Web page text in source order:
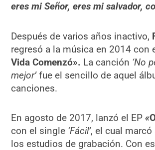
eres mi Señor, eres mi salvador,
Después de varios años inactivo,
regresó a la música en 2014 con
Vida Comenzó». La canción ‘No
mejor’fue el sencillo de aquel
canciones.
En agosto de 2017, lanzó el EP«
con el single ‘Fácil’, el cual marcó
los estudios de grabación. ​Con